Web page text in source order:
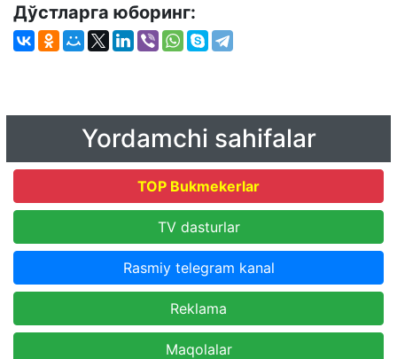
Дўстларга юборинг:
Yordamchi sahifalar
TOP Bukmekerlar
TV dasturlar
Rasmiy telegram kanal
Reklama
Maqolalar